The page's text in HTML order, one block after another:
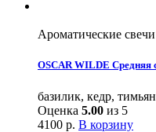
Ароматические свечи
OSCAR WILDE Средняя
базилик, кедр, тимьян
Оценка 5.00 из 5
4100 р. В корзину